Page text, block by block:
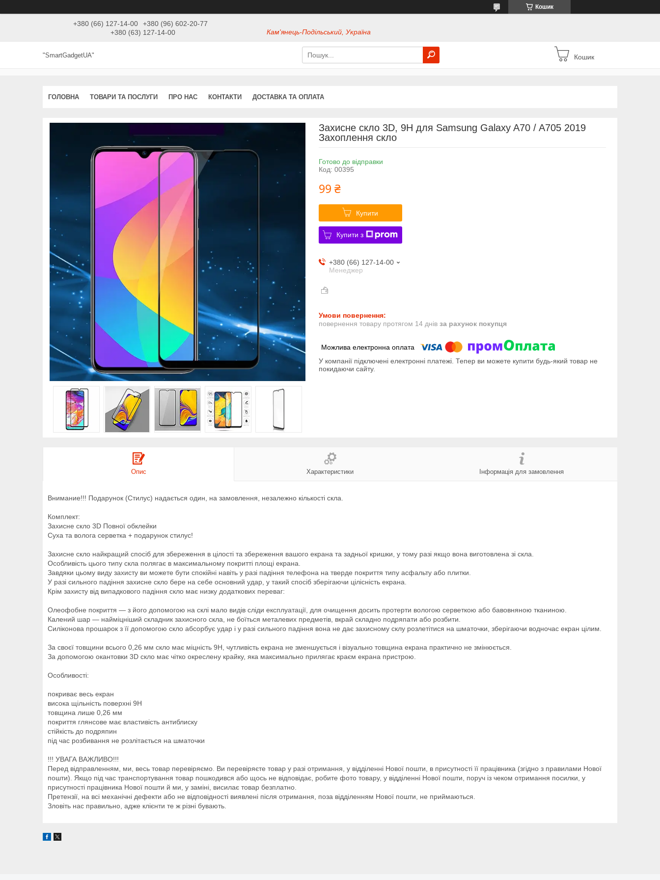
Кошик
+380 (66) 127-14-00
+380 (96) 602-20-77
+380 (63) 127-14-00
Кам'янець-Подільський, Україна
"SmartGadgetUA" Кошик
ГОЛОВНА ТОВАРИ ТА ПОСЛУГИ ПРО НАС КОНТАКТИ ДОСТАВКА ТА ОПЛАТА
Захисне скло 3D, 9H для Samsung Galaxy A70 / A705 2019
Захоплення скло
Готово до відправки
Код: 00395
99 ₴
Купити
Купити з
+380 (66) 127-14-00
Менеджер
повернення товару протягом 14 днів за рахунок покупця
У компанії підключені електронні платежі. Тепер ви можете купити будь-який товар не
покидаючи сайту.
Опис Характеристики Інформація для замовлення
Внимание!!! Подарунок (Стилус) надається один, на замовлення, незалежно кількості скла.
Комплект:
Захисне скло 3D Повної обклейки
Суха та волога серветка + подарунок стилус!
Захисне скло найкращий спосіб для збереження в цілості та збереження вашого екрана та задньої кришки, у тому разі якщо вона виготовлена зі скла.
Особливість цього типу скла полягає в максимальному покритті площі екрана.
Завдяки цьому виду захисту ви можете бути спокійні навіть у разі падіння телефона на тверде покриття типу асфальту або плитки.
У разі сильного падіння захисне скло бере на себе основний удар, у такий спосіб зберігаючи цілісність екрана.
Крім захисту від випадкового падіння скло має низку додаткових переваг:
Олеофобне покриття — з його допомогою на склі мало видів сліди експлуатації, для очищення досить протерти вологою серветкою або бавовняною тканиною.
Калений шар — найміцніший складник захисного скла, не боїться металевих предметів, вкрай складно подряпати або розбити.
Силіконова прошарок з її допомогою скло абсорбує удар і у разі сильного падіння вона не дає захисному склу розлетітися на шматочки, зберігаючи водночас екран цілим.
За своєї товщини всього 0,26 мм скло має міцність 9Н, чутливість екрана не зменшується і візуально товщина екрана практично не змінюється.
За допомогою окантовки 3D скло має чітко окреслену крайку, яка максимально прилягає краєм екрана пристрою.
Особливості:
покриває весь екран
висока щільність поверхні 9Н
товщина лише 0,26 мм
покриття глянсове має властивість антиблиску
стійкість до подряпин
під час розбивання не розлітається на шматочки
!!! УВАГА ВАЖЛИВО!!!
Перед відправленням, ми, весь товар перевіряємо. Ви перевіряєте товар у разі отримання, у відділенні Нової пошти, в присутності її працівника (згідно з правилами Нової
пошти). Якщо під час транспортування товар пошкодився або щось не відповідає, робите фото товару, у відділенні Нової пошти, поруч із чеком отримання посилки, у
присутності працівника Нової пошти й ми, у заміні, висилає товар безплатно.
Претензії, на всі механічні дефекти або не відповідності виявлені після отримання, поза відділенням Нової пошти, не приймаються.
Зловіть нас правильно, адже клієнти те ж різні бувають.